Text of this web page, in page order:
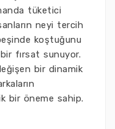
tüketici
neyi tercih
koştuğunu
fırsat sunuyor.
bir dinamik
bir öneme sahip.